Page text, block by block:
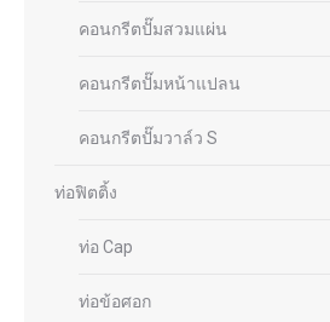
คอนกรีตปั๊มสวมแผ่น
คอนกรีตปั๊มหน้าแปลน
คอนกรีตปั๊มวาล์ว S
ท่อฟิตติ้ง
ท่อ Cap
ท่อข้อศอก